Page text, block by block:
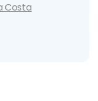
Costa